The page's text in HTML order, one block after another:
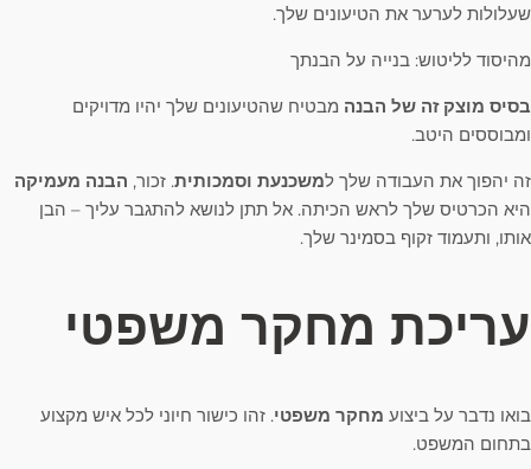
שעלולות לערער את הטיעונים שלך.
מהיסוד לליטוש: בנייה על הבנתך
בסיס מוצק זה של הבנה מבטיח שהטיעונים שלך יהיו מדויקים
ומבוססים היטב.
זה יהפוך את העבודה שלך למשכנעת וסמכותית. זכור, הבנה מעמיקה
היא הכרטיס שלך לראש הכיתה. אל תתן לנושא להתגבר עליך – הבן
אותו, ותעמוד זקוף בסמינר שלך.
עריכת מחקר משפטי
בואו נדבר על ביצוע מחקר משפטי. זהו כישור חיוני לכל איש מקצוע
בתחום המשפט.